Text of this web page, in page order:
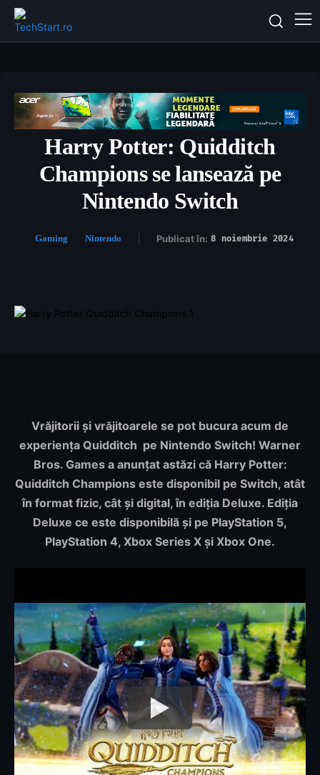
Harry Potter: Quidditch
Champions se lansează pe
Nintendo Switch
Gaming Nintendo Publicat în: 8 noiembrie 2024
Vrăjitorii și vrăjitoarele se pot bucura acum de
experiența Quidditch pe Nintendo Switch! Warner
Bros. Games a anunțat astăzi că Harry Potter:
Quidditch Champions este disponibil pe Switch, atât
în format fizic, cât și digital, în ediția Deluxe. Ediția
Deluxe ce este disponibilă și pe PlayStation 5,
PlayStation 4, Xbox Series X și Xbox One.